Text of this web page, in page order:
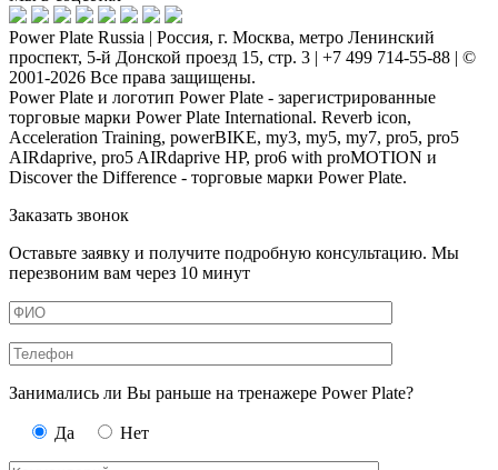
Power Plate Russia | Россия, г. Москва, метро Ленинский
проспект, 5-й Донской проезд 15, стр. 3 | +7 499 714-55-88 | ©
2001-2026 Все права защищены.
Power Plate и логотип Power Plate - зарегистрированные
торговые марки Power Plate International. Reverb icon,
Acceleration Training, powerBIKE, my3, my5, my7, pro5, pro5
AIRdaprive, pro5 AIRdaprive HP, pro6 with proMOTION и
Discover the Difference - торговые марки Power Plate.
Заказать звонок
Оставьте заявку и получите подробную консультацию. Мы
перезвоним вам через 10 минут
Занимались ли Вы раньше на тренажере Power Plate?
Да Нет